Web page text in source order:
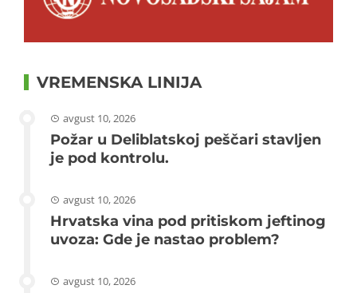
VREMENSKA LINIJA
avgust 10, 2026
Požar u Deliblatskoj peščari stavljen
je pod kontrolu.
avgust 10, 2026
Hrvatska vina pod pritiskom jeftinog
uvoza: Gde je nastao problem?
avgust 10, 2026